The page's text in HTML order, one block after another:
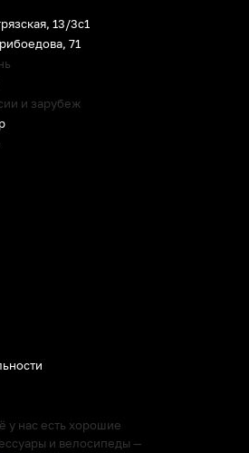
у нас есть хорошие
и велосипеды —
13/3c1
71
и зарубеж